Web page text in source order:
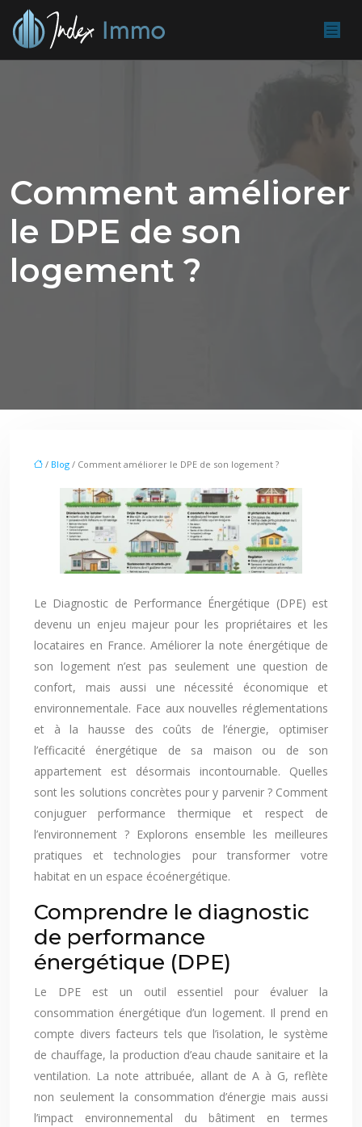
Comment améliorer
le DPE de son
logement ?
/ Blog / Comment améliorer le DPE de son logement ?
Le Diagnostic de Performance Énergétique (DPE) est
devenu un enjeu majeur pour les propriétaires et les
locataires en France. Améliorer la note énergétique de
son logement n’est pas seulement une question de
confort, mais aussi une nécessité économique et
environnementale. Face aux nouvelles réglementations
et à la hausse des coûts de l’énergie, optimiser
l’efficacité énergétique de sa maison ou de son
appartement est désormais incontournable. Quelles
sont les solutions concrètes pour y parvenir ? Comment
conjuguer performance thermique et respect de
l’environnement ? Explorons ensemble les meilleures
pratiques et technologies pour transformer votre
habitat en un espace écoénergétique.
Comprendre le diagnostic
de performance
énergétique (DPE)
Le DPE est un outil essentiel pour évaluer la
consommation énergétique d’un logement. Il prend en
compte divers facteurs tels que l’isolation, le système
de chauffage, la production d’eau chaude sanitaire et la
ventilation. La note attribuée, allant de A à G, reflète
non seulement la consommation d’énergie mais aussi
l’impact environnemental du bâtiment en termes